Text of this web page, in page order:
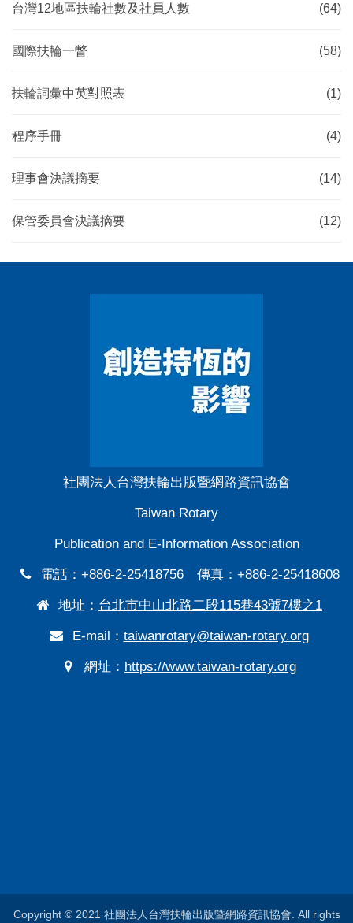
台灣12地區扶輪社數及社員人數 (64)
國際扶輪一瞥 (58)
扶輪詞彙中英對照表 (1)
程序手冊 (4)
理事會決議摘要 (14)
保管委員會決議摘要 (12)
社團法人台灣扶輪出版暨網路資訊協會
Taiwan Rotary
Publication and E-Information Association
電話：+886-2-25418756 傳真：+886-2-25418608
地址： 台北市中山北路二段115巷43號7樓之1
E-mail： taiwanrotary@taiwan-rotary.org
網址： https://www.taiwan-rotary.org
Copyright © 2021 社團法人台灣扶輪出版暨網路資訊協會. All rights